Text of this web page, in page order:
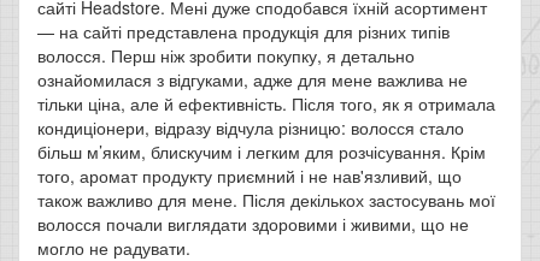
сайті Headstore. Мені дуже сподобався їхній асортимент
— на сайті представлена продукція для різних типів
волосся. Перш ніж зробити покупку, я детально
ознайомилася з відгуками, адже для мене важлива не
тільки ціна, але й ефективність. Після того, як я отримала
кондиціонери, відразу відчула різницю: волосся стало
більш м’яким, блискучим і легким для розчісування. Крім
того, аромат продукту приємний і не нав'язливий, що
також важливо для мене. Після декількох застосувань мої
волосся почали виглядати здоровими і живими, що не
могло не радувати.